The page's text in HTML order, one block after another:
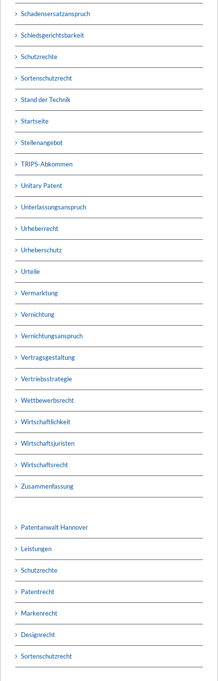
Schadensersatzanspruch
Schiedsgerichtsbarkeit
Schutzrechte
Sortenschutzrecht
Stand der Technik
Startseite
Stellenangebot
TRIPS-Abkommen
Unitary Patent
Unterlassungsanspruch
Urheberrecht
Urheberschutz
Urteile
Vermarktung
Vernichtung
Vernichtungsanspruch
Vertragsgestaltung
Vertriebsstrategie
Wettbewerbsrecht
Wirtschaftlichkeit
Wirtschaftsjuristen
Wirtschaftsrecht
Zusammenfassung
Patentanwalt Hannover
Leistungen
Schutzrechte
Patentrecht
Markenrecht
Designrecht
Sortenschutzrecht